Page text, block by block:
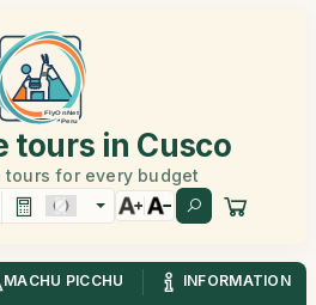
tours in Cusco
tours for every budget
MACHU PICCHU
INFORMATION